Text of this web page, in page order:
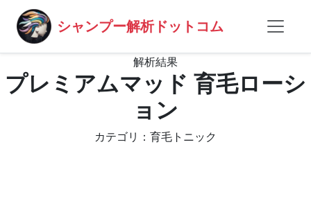
シャンプー解析ドットコム
解析結果
プレミアムマッド 育毛ローシ
ョン
カテゴリ：育毛トニック